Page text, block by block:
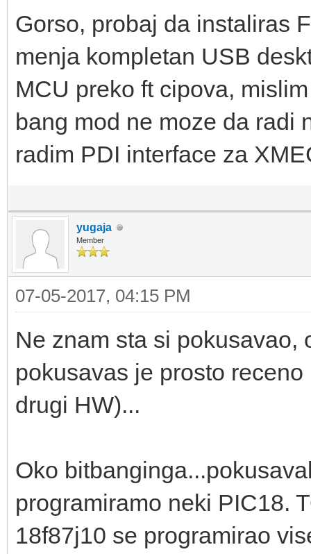
Gorso, probaj da instaliras
menja kompletan USB
MCU preko ft cipova,
bang mod ne moze da radi
radim PDI interface za
yugaja
Member
07-05-2017, 04:15 PM
Ne znam sta si pokusavao,
pokusavas je prosto
drugi HW)...
Oko
programiramo neki PIC18.
18f87j10 se programirao